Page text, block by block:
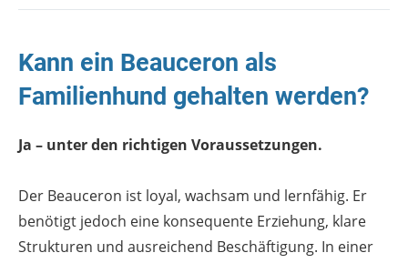
Kann ein Beauceron als
Familienhund gehalten werden?
Ja – unter den richtigen Voraussetzungen.
Der Beauceron ist loyal, wachsam und lernfähig. Er
benötigt jedoch eine konsequente Erziehung, klare
Strukturen und ausreichend Beschäftigung. In einer